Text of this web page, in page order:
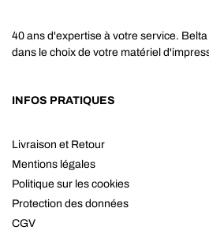
40 ans d'expertise à votre service.
dans le choix de votre matériel
INFOS PRATIQUES
Livraison et Retour
Mentions légales
Politique sur les cookies
Protection des données
CGV